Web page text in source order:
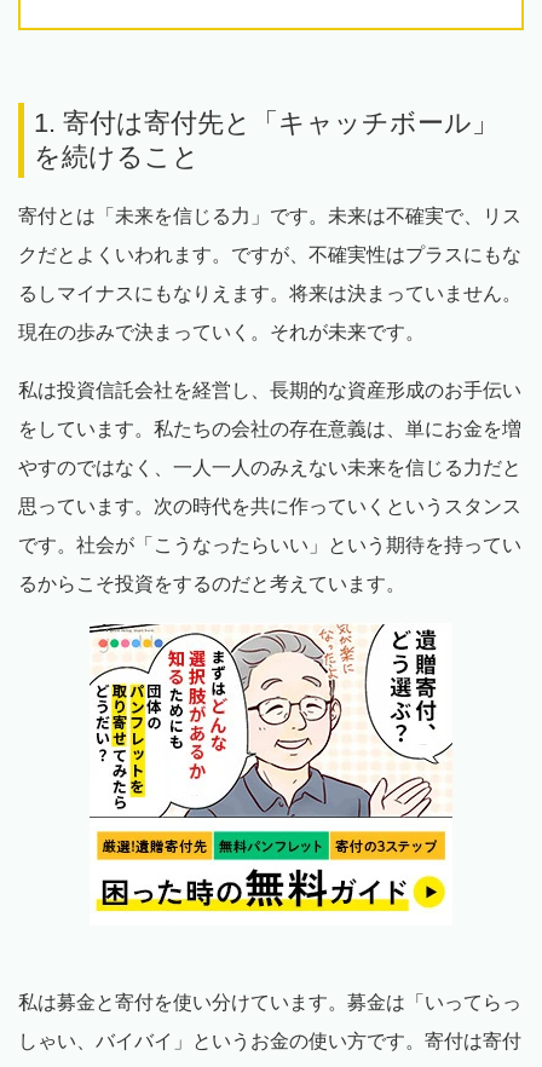
1. 寄付は寄付先と「キャッチボール」
を続けること
寄付とは「未来を信じる力」です。未来は不確実で、リス
クだとよくいわれます。ですが、不確実性はプラスにもな
るしマイナスにもなりえます。将来は決まっていません。
現在の歩みで決まっていく。それが未来です。
私は投資信託会社を経営し、長期的な資産形成のお手伝い
をしています。私たちの会社の存在意義は、単にお金を増
やすのではなく、一人一人のみえない未来を信じる力だと
思っています。次の時代を共に作っていくというスタンス
です。社会が「こうなったらいい」という期待を持ってい
るからこそ投資をするのだと考えています。
私は募金と寄付を使い分けています。募金は「いってらっ
しゃい、バイバイ」というお金の使い方です。寄付は寄付